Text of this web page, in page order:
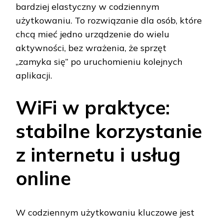
bardziej elastyczny w codziennym
użytkowaniu. To rozwiązanie dla osób, które
chcą mieć jedno urządzenie do wielu
aktywności, bez wrażenia, że sprzęt
„zamyka się” po uruchomieniu kolejnych
aplikacji.
WiFi w praktyce:
stabilne korzystanie
z internetu i usług
online
W codziennym użytkowaniu kluczowe jest